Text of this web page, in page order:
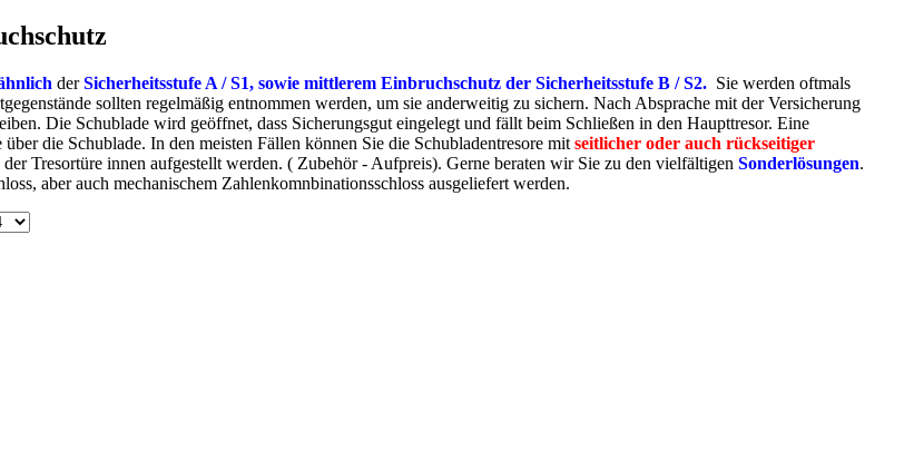
derSicherheitsstufe A / S1, sowie mittlerem Einbruchschutz der Sicherheitsstufe B / S2. Sie werden oftmals
sollten regelmäßig entnommen werden, um sie anderweitig zu sichern. Nach Absprache mit der Versicherung
Die Schublade wird geöffnet, dass Sicherungsgut eingelegt und fällt beim Schließen in den Haupttresor. Eine
die Schublade. In den meisten Fällen können Sie die Schubladentresore mit seitlicher oder auch rückseitiger
Tresortüre innen aufgestellt werden. ( Zubehör - Aufpreis). Gerne beraten wir Sie zu den vielfältigen Sonderlösungen.
aber auch mechanischem Zahlenkomnbinationsschloss ausgeliefert werden.